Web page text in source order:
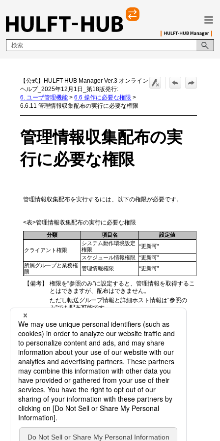
メイン コンテンツにスキップ
【公式】HULFT-HUB Manager Ver.3 オンライン
ヘルプ_2025年12月1日_第18版発行:
6. ユーザ管理機能 >6.6 操作に必要な権限 >
6.6.11 管理情報収集配布の実行に必要な権限
管理情報収集配布の実
行に必要な権限
管理情報収集配布を実行するには、以下の権限が必要です。
<表>管理情報収集配布の実行に必要な権限
分類 項目名 設定値
クライアント権限
システム動作環境設定
権限
“更新可”
スケジュール情報権限
“更新可”
所属グループと業務権
限
管理情報権限 “更新可”
【備考】
権限を“参照のみ”に設定すると、管理情報を取得するこ
とはできますが、配布はできません。
ただし転送グループ情報と詳細ホスト情報は“参照の
み”でも配布可能です。